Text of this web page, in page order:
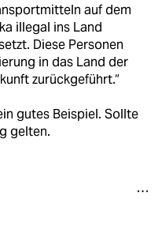
auf dem
illegal ins Land
Diese Personen
in das Land der
zurückgeführt.“
gutes Beispiel. Sollte
gelten.